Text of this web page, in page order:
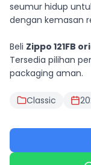
seumur hidup
dengan kemasan
Beli Zippo 121FB
Tersedia pilihan
packaging aman.
Classic